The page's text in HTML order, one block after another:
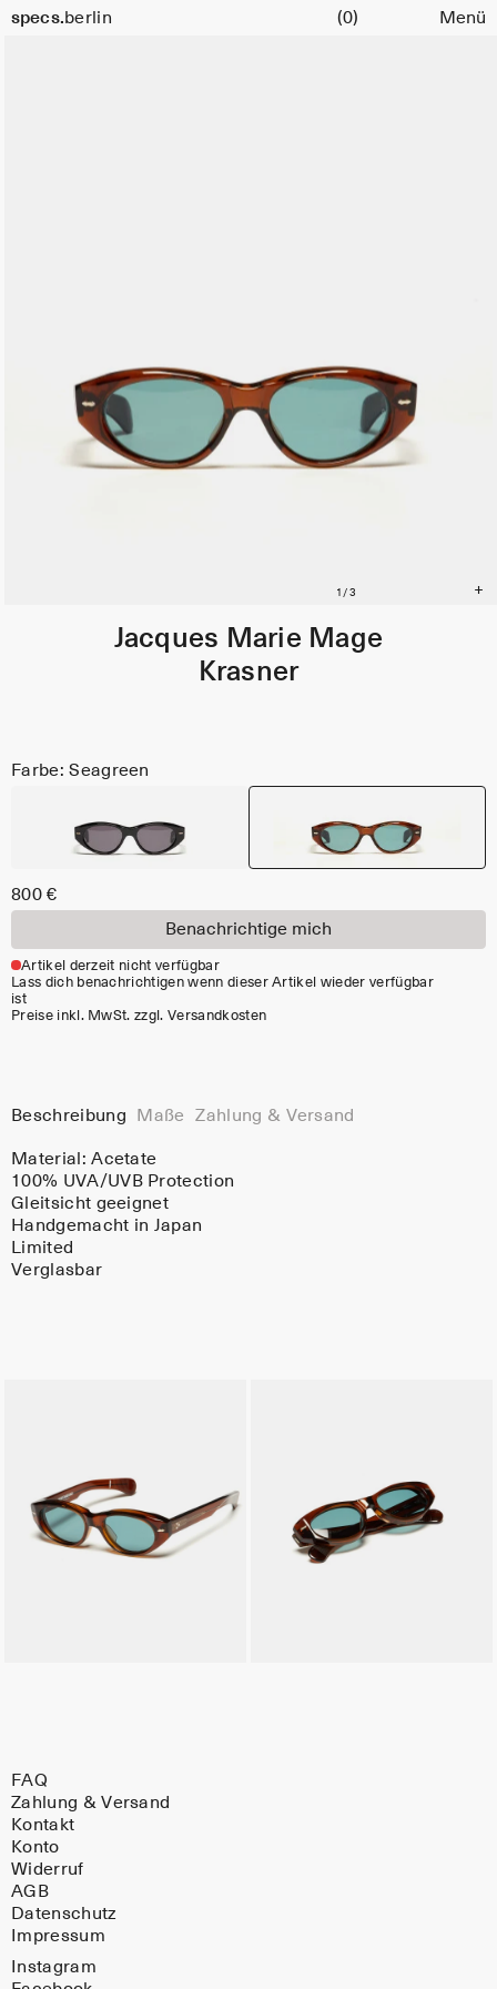
specs.berlin
Warenkorb (0) Menü
Jacques Marie Mage
Krasner
Farbe: Seagreen
800 €
Benachrichtige mich
Artikel derzeit nicht verfügbar
Lass dich benachrichtigen wenn dieser Artikel wieder verfügbar
ist
Preise inkl. MwSt. zzgl. Versandkosten
Beschreibung Maße Zahlung & Versand
Material:Acetate
100% UVA/UVB Protection
Gleitsicht geeignet
Handgemacht in Japan
Limited
Verglasbar
FAQ
Zahlung & Versand
Kontakt
Konto
Widerruf
AGB
Datenschutz
Impressum
Instagram